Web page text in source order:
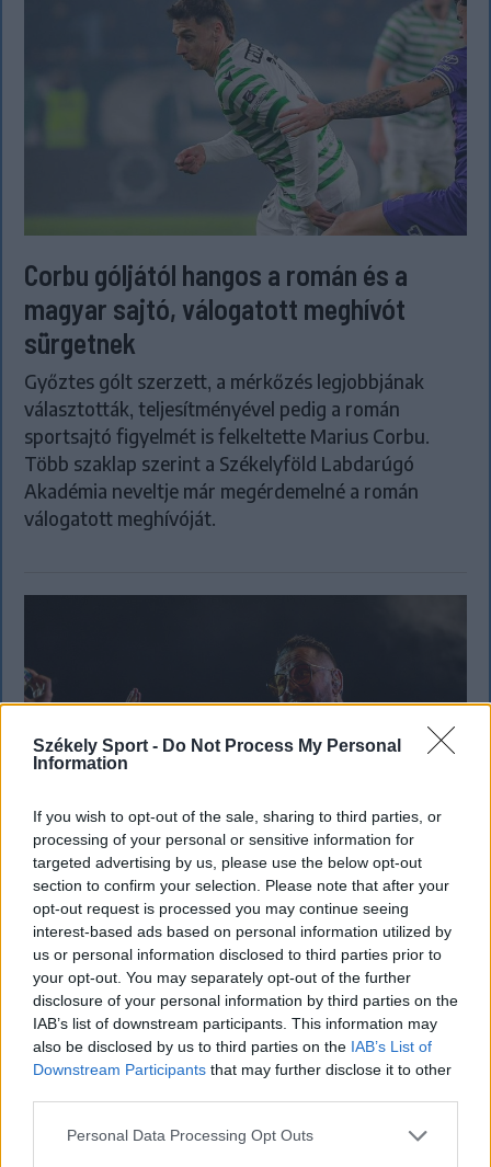
Székely Sport - Do Not Process My Personal
Information
If you wish to opt-out of the sale, sharing to third parties, or
processing of your personal or sensitive information for
targeted advertising by us, please use the below opt-out
section to confirm your selection. Please note that after your
opt-out request is processed you may continue seeing
interest-based ads based on personal information utilized by
us or personal information disclosed to third parties prior to
your opt-out. You may separately opt-out of the further
disclosure of your personal information by third parties on the
IAB’s list of downstream participants. This information may
also be disclosed by us to third parties on the IAB’s List of
Downstream Participants that may further disclose it to other
Personal Data Processing Opt Outs
Corbu góljától hangos a román és a
magyar sajtó, válogatott meghívót
sürgetnek
Győztes gólt szerzett, a mérkőzés legjobbjának
választották, teljesítményével pedig a román
sportsajtó figyelmét is felkeltette Marius Corbu.
Több szaklap szerint a Székelyföld Labdarúgó
Akadémia neveltje már megérdemelné a román
válogatott meghívóját.
SZÉKELYHON
Életveszélyesen megfenyegették
Majkát, elmarad a sepsiszentgyörgyi
koncertje
Életveszélyes fenyegetést kapott Majka, ezért
elmarad a sepsiszentgyörgyi koncertje. Az előadó
közösségi oldalán azt írta, ismeretlenek azt is